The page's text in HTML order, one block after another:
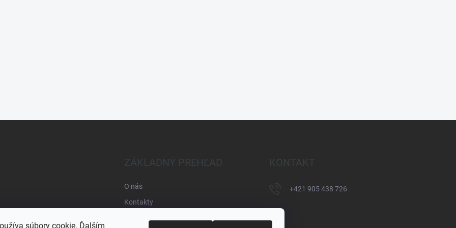
súbory cookie. Ďalším
ZÁKLADNÝ PREHĽAD
O nás
Kontakty
KONTAKT
+421 905 438 726